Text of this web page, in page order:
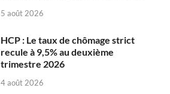
5 août 2026
HCP : Le taux de chômage strict
recule à 9,5% au deuxième
trimestre 2026
4 août 2026